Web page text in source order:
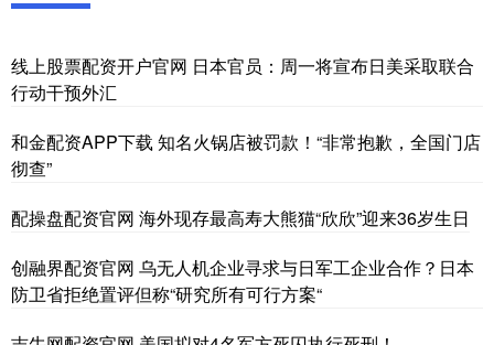
线上股票配资开户官网 日本官员：周一将宣布日美采取联合
行动干预外汇
和金配资APP下载 知名火锅店被罚款！“非常抱歉，全国门店
彻查”
配操盘配资官网 海外现存最高寿大熊猫“欣欣”迎来36岁生日
创融界配资官网 乌无人机企业寻求与日军工企业合作？日本
防卫省拒绝置评但称“研究所有可行方案“